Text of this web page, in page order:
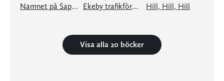
Namnet på Sapfos dotter Ekeby trafikförening Hill, Hill, Hill
Visa alla 20 böcker